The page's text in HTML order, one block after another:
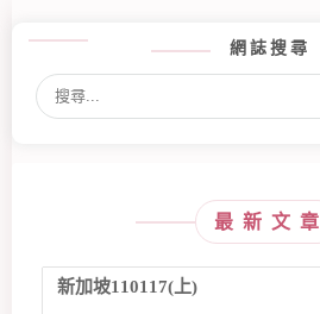
網誌搜尋
最新文章
新加坡110117(上)